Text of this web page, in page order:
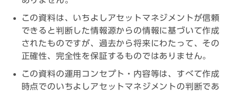
この資料は、いちよしアセットマネジメントが信頼
できると判断した情報源からの情報に基づいて作成
されたものですが、過去から将来にわたって、その
正確性、完全性を保証するものではありません。
この資料の運用コンセプト・内容等は、すべて作成
時点でのいちよしアセットマネジメントの判断であ